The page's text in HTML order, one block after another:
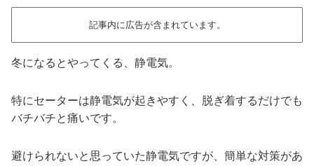
記事内に広告が含まれています。
冬になるとやってくる、静電気。
特にセーターは静電気が起きやすく、脱ぎ着するだけでも
バチバチと痛いです。
避けられないと思っていた静電気ですが、簡単な対策があ